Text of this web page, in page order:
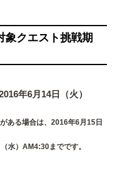
象クエスト挑戦期
年6月14日（火）
ある場合は、2016年6月15日
水）AM4:30までです。